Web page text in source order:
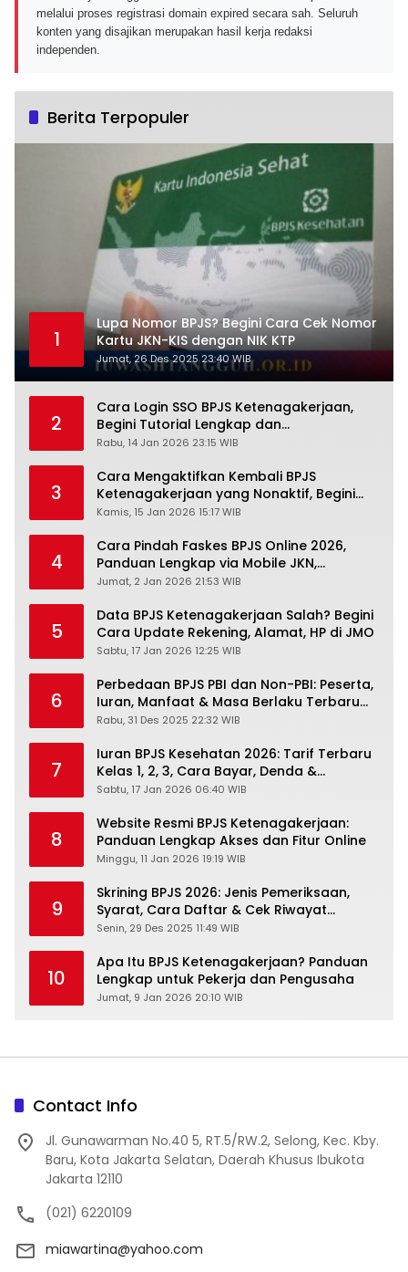
melalui proses registrasi domain expired secara sah. Seluruh
konten yang disajikan merupakan hasil kerja redaksi
independen.
Berita Terpopuler
1
Lupa Nomor BPJS? Begini Cara Cek Nomor
Kartu JKN-KIS dengan NIK KTP
Jumat, 26 Des 2025 23:40 WIB
2
Cara Login SSO BPJS Ketenagakerjaan,
Begini Tutorial Lengkap dan
Pengertiannya
Rabu, 14 Jan 2026 23:15 WIB
3
Cara Mengaktifkan Kembali BPJS
Ketenagakerjaan yang Nonaktif, Begini
Panduan Lengkapnya
Kamis, 15 Jan 2026 15:17 WIB
4
Cara Pindah Faskes BPJS Online 2026,
Panduan Lengkap via Mobile JKN,
PANDAWA & Offiline Kantor Cabang
Jumat, 2 Jan 2026 21:53 WIB
5
Data BPJS Ketenagakerjaan Salah? Begini
Cara Update Rekening, Alamat, HP di JMO
Sabtu, 17 Jan 2026 12:25 WIB
6
Perbedaan BPJS PBI dan Non-PBI: Peserta,
Iuran, Manfaat & Masa Berlaku Terbaru
2026
Rabu, 31 Des 2025 22:32 WIB
7
Iuran BPJS Kesehatan 2026: Tarif Terbaru
Kelas 1, 2, 3, Cara Bayar, Denda &
Panduan Lengkap Peserta JKN-KIS
Sabtu, 17 Jan 2026 06:40 WIB
8
Website Resmi BPJS Ketenagakerjaan:
Panduan Lengkap Akses dan Fitur Online
Minggu, 11 Jan 2026 19:19 WIB
9
Skrining BPJS 2026: Jenis Pemeriksaan,
Syarat, Cara Daftar & Cek Riwayat
Kesehatan Gratis
Senin, 29 Des 2025 11:49 WIB
10
Apa Itu BPJS Ketenagakerjaan? Panduan
Lengkap untuk Pekerja dan Pengusaha
Jumat, 9 Jan 2026 20:10 WIB
Contact Info
Jl. Gunawarman No.40 5, RT.5/RW.2, Selong, Kec. Kby.
Baru, Kota Jakarta Selatan, Daerah Khusus Ibukota
Jakarta 12110
(021) 6220109
miawartina@yahoo.com